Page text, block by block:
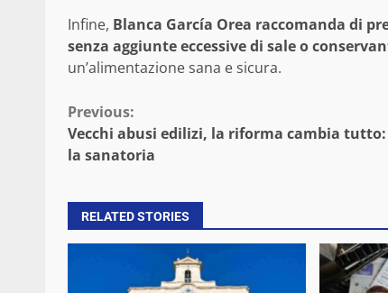
Infine, Blanca García Orea raccomanda di
senza aggiunte eccessive di sale o
un’alimentazione sana e sicura.
Continue
Reading
Previous:
Vecchi abusi edilizi, la riforma cambia
la sanatoria
RELATED STORIES